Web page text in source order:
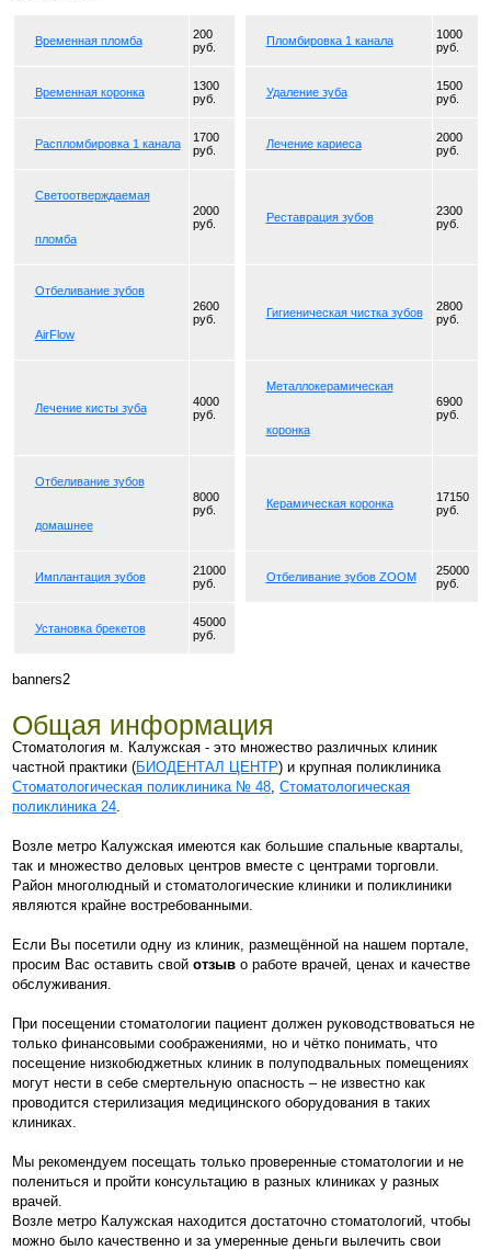
Временная пломба
200
руб.
Пломбировка 1 канала
1000
руб.
Временная коронка
1300
руб.
Удаление зуба
1500
руб.
Распломбировка 1 канала
1700
руб.
Лечение кариеса
2000
руб.
Светоотверждаемая
пломба
2000
руб.
Реставрация зубов
2300
руб.
Отбеливание зубов
AirFlow
2600
руб.
Гигиеническая чистка зубов
2800
руб.
Лечение кисты зуба
4000
руб.
Металлокерамическая
коронка
6900
руб.
Отбеливание зубов
домашнее
8000
руб.
Керамическая коронка
17150
руб.
Имплантация зубов
21000
руб.
Отбеливание зубов ZOOM
25000
руб.
Установка брекетов
45000
руб.
banners2
Общая информация
Стоматология м. Калужская - это множество различных клиник
частной практики (БИОДЕНТАЛ ЦЕНТР) и крупная поликлиника
Стоматологическая поликлиника № 48,Стоматологическая
поликлиника 24.
Возле метро Калужская имеются как большие спальные кварталы,
так и множество деловых центров вместе с центрами торговли.
Район многолюдный и стоматологические клиники и поликлиники
являются крайне востребованными.
Если Вы посетили одну из клиник, размещённой на нашем портале,
просим Вас оставить свойотзыв о работе врачей, ценах и качестве
обслуживания.
При посещении стоматологии пациент должен руководствоваться не
только финансовыми соображениями, но и чётко понимать, что
посещение низкобюджетных клиник в полуподвальных помещениях
могут нести в себе смертельную опасность – не известно как
проводится стерилизация медицинского оборудования в таких
клиниках.
Мы рекомендуем посещать только проверенные стоматологии и не
полениться и пройти консультацию в разных клиниках у разных
врачей.
Возле метро Калужская находится достаточно стоматологий, чтобы
можно было качественно и за умеренные деньги вылечить свои